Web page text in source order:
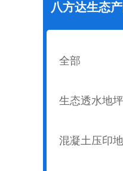
八方达生态
全部
生态透水地坪
混凝土压印